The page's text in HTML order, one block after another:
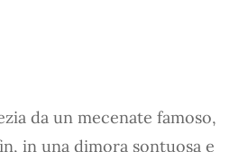
da un mecenate famoso,
in una dimora sontuosa e